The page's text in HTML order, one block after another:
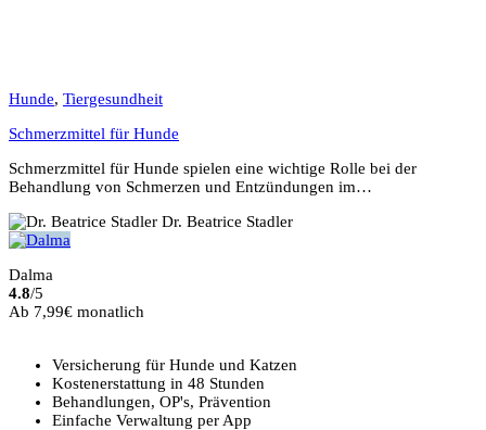
Hunde, Tiergesundheit
Schmerzmittel für Hunde
Schmerzmittel für Hunde spielen eine wichtige Rolle bei der
Behandlung von Schmerzen und Entzündungen im…
Dr. Beatrice Stadler
Dalma
4.8/5
Ab 7,99€ monatlich
Versicherung für Hunde und Katzen
Kostenerstattung in 48 Stunden
Behandlungen, OP's, Prävention
Einfache Verwaltung per App